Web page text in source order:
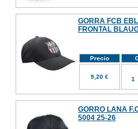
GORRA FCB
FRONTAL
Precio
9,20 €
GORRO LANA
5004 25-26